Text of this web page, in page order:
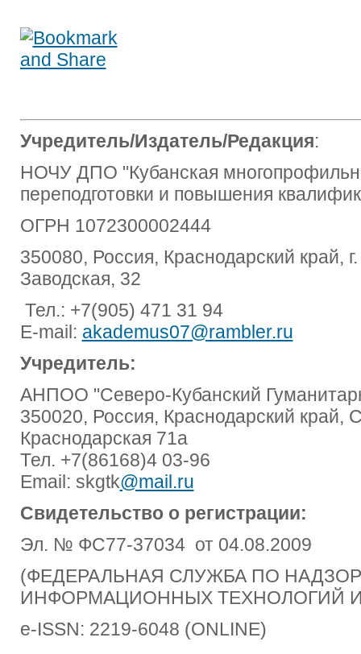
Учредитель/Издатель/Редакция:
НОЧУ ДПО "Кубанская
переподготовки и повышения
ОГРН 1072300002444
350080, Россия, Краснодарский край,
Заводская, 32
Тел.: +7(905) 471 31 94
E-mail: akademus07@rambler.ru
Учредитель:
АНПОО "Северо-Кубанский
350020, Россия, Краснодарский край,
Краснодарская 71а
Тел. +7(86168)4 03-96
Email: skgtk@mail.ru
Свидетельство о регистрации:
Эл. № ФС77-37034 от 04.08.2009
(ФЕДЕРАЛЬНАЯ СЛУЖБА ПО
ИНФОРМАЦИОННЫХ ТЕХНОЛОГИЙ
e-ISSN: 2219-6048 (ONLINE)